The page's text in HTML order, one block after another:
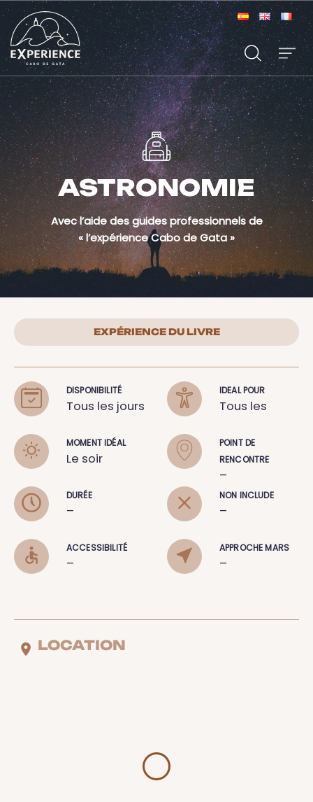
ASTRONOMIE
Avec l’aide des guides professionnels de
« l’expérience Cabo de Gata »
EXPÉRIENCE DU LIVRE
DISPONIBILITÉ
Tous les jours
IDEAL POUR
Tous les
MOMENT IDÉAL
Le soir
POINT DE
RENCONTRE
–
DURÉE
–
NON INCLUDE
–
ACCESSIBILITÉ
–
APPROCHE MARS
–
LOCATION